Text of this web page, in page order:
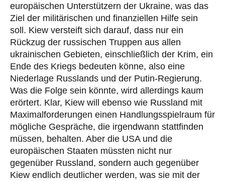
europäischen Unterstützern der Ukraine, was das
Ziel der militärischen und finanziellen Hilfe sein
soll. Kiew versteift sich darauf, dass nur ein
Rückzug der russischen Truppen aus allen
ukrainischen Gebieten, einschließlich der Krim, ein
Ende des Kriegs bedeuten könne, also eine
Niederlage Russlands und der Putin-Regierung.
Was die Folge sein könnte, wird allerdings kaum
erörtert. Klar, Kiew will ebenso wie Russland mit
Maximalforderungen einen Handlungsspielraum für
mögliche Gespräche, die irgendwann stattfinden
müssen, behalten. Aber die USA und die
europäischen Staaten müssten nicht nur
gegenüber Russland, sondern auch gegenüber
Kiew endlich deutlicher werden, was sie mit der